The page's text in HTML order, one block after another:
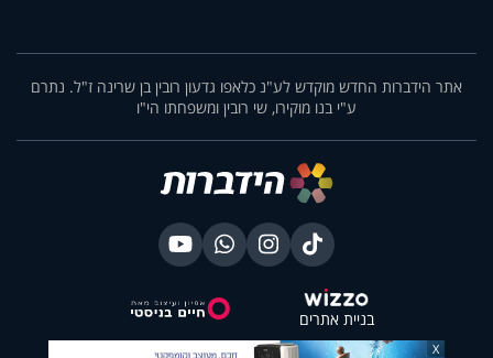
אתר הידברות החדש מוקדש לע"נ כלאפו גדעון רובין בן שרינה ז"ל. נתרם
ע"י בנו מוקירו, שי רובין ומשפחתו הי"ו
בניית אתרים
X